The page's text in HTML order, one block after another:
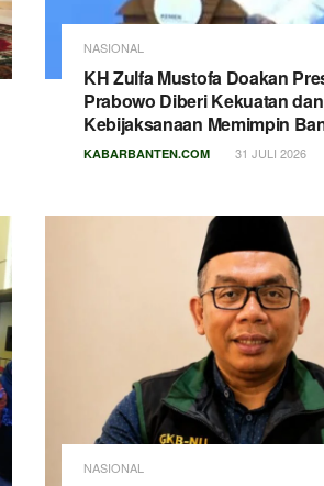
NASIONAL
KH Zulfa Mustofa Doakan
Prabowo Diberi Kekuatan dan
Kebijaksanaan Memimpin
KABARBANTEN.COM 31 JULI 2026
NASIONAL